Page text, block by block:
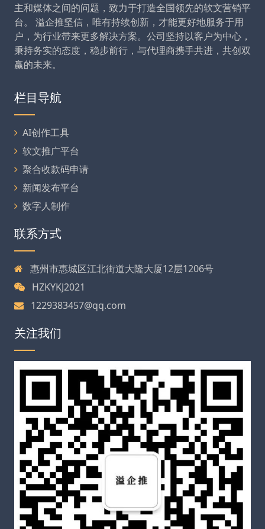
主和媒体之间的问题，致力于打造全国领先的软文营销平
台。 溢企推坚信，唯有持续创新，才能更好地服务于用
户，为行业带来更多解决方案。公司坚持以客户为中心，
秉持务实的态度，稳步前行，与代理商携手共进，共创双
赢的未来。
栏目导航
AI创作工具
软文推广平台
聚合收款码申请
新闻发布平台
数字人制作
联系方式
惠州市惠城区江北街道大隆大厦12层1206号
HZKYKJ2021
1229383457@qq.com
关注我们